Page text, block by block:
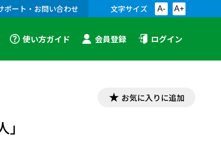
ポート・お問い合わせ 文字サイズ A- A+
使い方ガイド 会員登録 ログイン
お気に入りに追加